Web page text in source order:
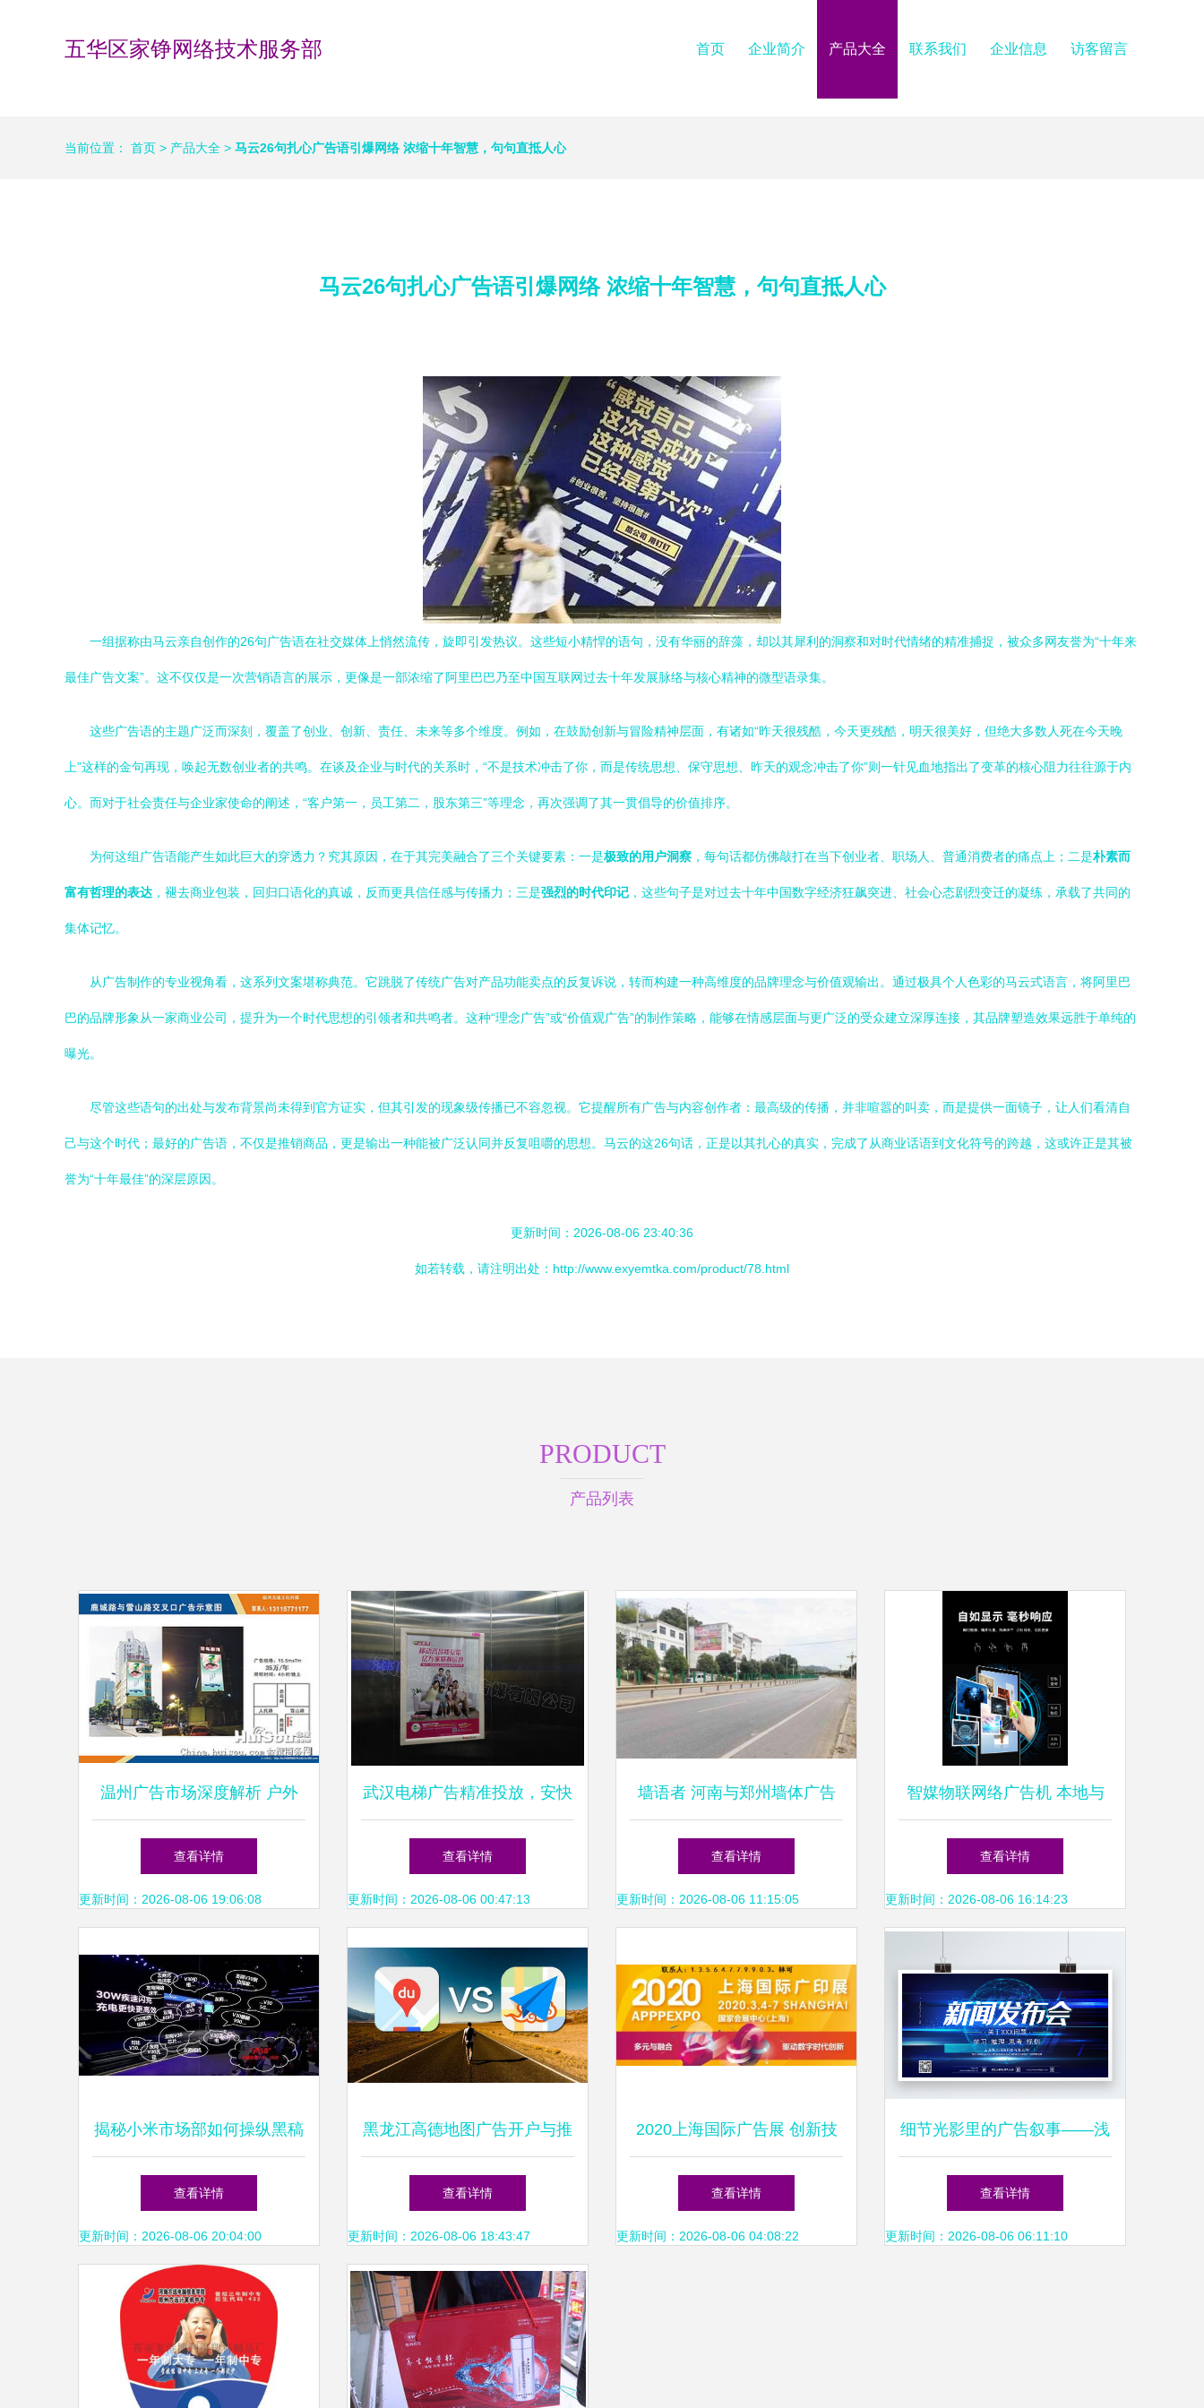
五华区家铮网络技术服务部 首页 企业简介 产品大全 联系我们 企业信息 访客留言
当前位置： 首页 > 产品大全 > 马云26句扎心广告语引爆网络 浓缩十年智慧，句句直抵人心
马云26句扎心广告语引爆网络 浓缩十年智慧，句句直抵人心
一组据称由马云亲自创作的26句广告语在社交媒体上悄然流传，旋即引发热议。这些短小精悍的语句，没有华丽的辞藻，却以其犀利的洞察和对时代情绪的精准捕捉，被众多网友誉为“十年来
最佳广告文案”。这不仅仅是一次营销语言的展示，更像是一部浓缩了阿里巴巴乃至中国互联网过去十年发展脉络与核心精神的微型语录集。
这些广告语的主题广泛而深刻，覆盖了创业、创新、责任、未来等多个维度。例如，在鼓励创新与冒险精神层面，有诸如“昨天很残酷，今天更残酷，明天很美好，但绝大多数人死在今天晚
上”这样的金句再现，唤起无数创业者的共鸣。在谈及企业与时代的关系时，“不是技术冲击了你，而是传统思想、保守思想、昨天的观念冲击了你”则一针见血地指出了变革的核心阻力往往源于内
心。而对于社会责任与企业家使命的阐述，“客户第一，员工第二，股东第三”等理念，再次强调了其一贯倡导的价值排序。
为何这组广告语能产生如此巨大的穿透力？究其原因，在于其完美融合了三个关键要素：一是极致的用户洞察 ，每句话都仿佛敲打在当下创业者、职场人、普通消费者的痛点上；二是朴素而
富有哲理的表达 ，褪去商业包装，回归口语化的真诚，反而更具信任感与传播力；三是强烈的时代印记 ，这些句子是对过去十年中国数字经济狂飙突进、社会心态剧烈变迁的凝练，承载了共同的
集体记忆。
从广告制作的专业视角看，这系列文案堪称典范。它跳脱了传统广告对产品功能卖点的反复诉说，转而构建一种高维度的品牌理念与价值观输出。通过极具个人色彩的马云式语言，将阿里巴
巴的品牌形象从一家商业公司，提升为一个时代思想的引领者和共鸣者。这种“理念广告”或“价值观广告”的制作策略，能够在情感层面与更广泛的受众建立深厚连接，其品牌塑造效果远胜于单纯的
曝光。
尽管这些语句的出处与发布背景尚未得到官方证实，但其引发的现象级传播已不容忽视。它提醒所有广告与内容创作者：最高级的传播，并非喧嚣的叫卖，而是提供一面镜子，让人们看清自
己与这个时代；最好的广告语，不仅是推销商品，更是输出一种能被广泛认同并反复咀嚼的思想。马云的这26句话，正是以其扎心的真实，完成了从商业话语到文化符号的跨越，这或许正是其被
誉为“十年最佳”的深层原因。
更新时间：2026-08-06 23:40:36
如若转载，请注明出处：http://www.exyemtka.com/product/78.html
PRODUCT
产品列表
温州广告市场深度解析 户外
广告牌价格与选择指南
查看详情
更新时间：2026-08-06 19:06:08
武汉电梯广告精准投放，安快
社区传媒助力品牌高效触达
查看详情
更新时间：2026-08-06 00:47:13
墙语者 河南与郑州墙体广告
的艺术与传播力量
查看详情
更新时间：2026-08-06 11:15:05
智媒物联网络广告机 本地与
云端双系统赋能高效广告发布
查看详情
更新时间：2026-08-06 16:14:23
揭秘小米市场部如何操纵黑稿
一份内部培训记录
查看详情
更新时间：2026-08-06 20:04:00
黑龙江高德地图广告开户与推
广代理指南
查看详情
更新时间：2026-08-06 18:43:47
2020上海国际广告展 创新技
术引领广告行业新业态
查看详情
更新时间：2026-08-06 04:08:22
细节光影里的广告叙事——浅
谈平面广告制作的臻境
查看详情
更新时间：2026-08-06 06:11:10